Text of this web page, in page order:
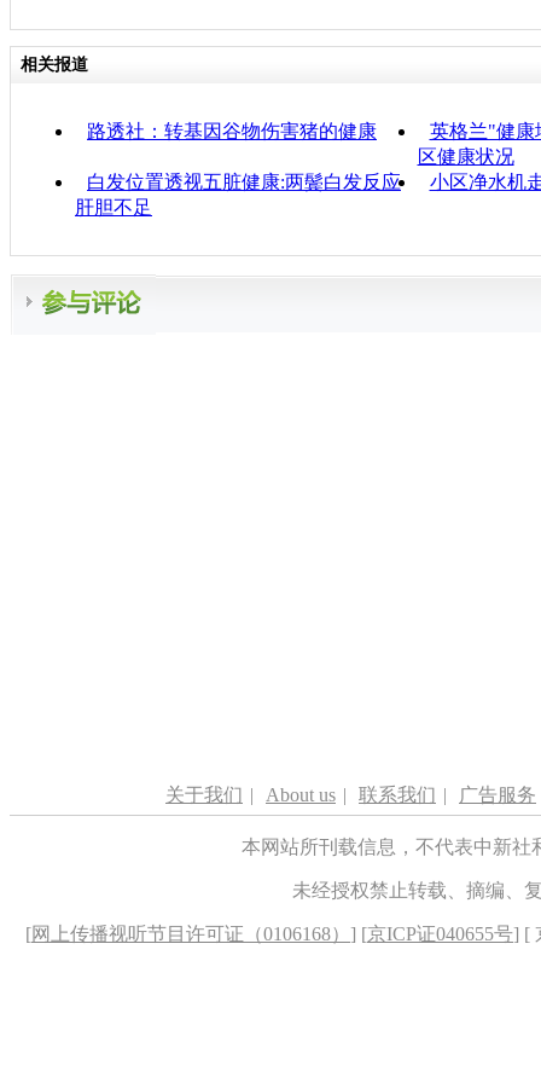
相关报道
路透社：转基因谷物伤害猪的健康
英格兰"健康
区健康状况
白发位置透视五脏健康:两鬓白发反应
肝胆不足
小区净水机
关于我们 | About us | 联系我们 | 广告服务
本网站所刊载信息，不代表中新
未经授权禁止转载、摘编、
[网上传播视听节目许可证（0106168） ] [京ICP证040655号] [